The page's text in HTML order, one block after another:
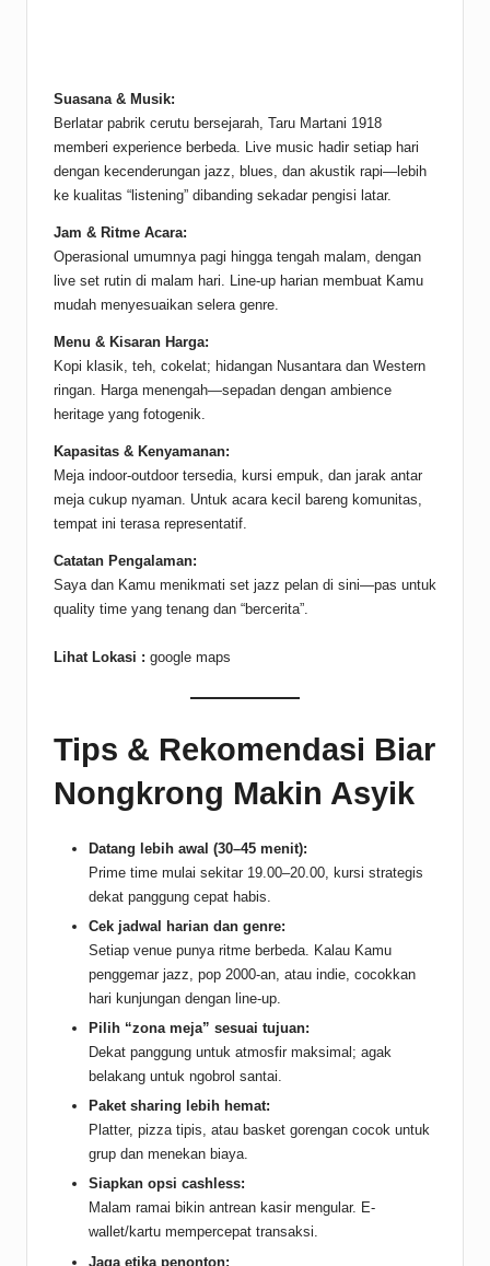
Suasana & Musik:
Berlatar pabrik cerutu bersejarah, Taru Martani 1918
memberi experience berbeda. Live music hadir setiap hari
dengan kecenderungan jazz, blues, dan akustik rapi—lebih
ke kualitas “listening” dibanding sekadar pengisi latar.
Jam & Ritme Acara:
Operasional umumnya pagi hingga tengah malam, dengan
live set rutin di malam hari. Line-up harian membuat Kamu
mudah menyesuaikan selera genre.
Menu & Kisaran Harga:
Kopi klasik, teh, cokelat; hidangan Nusantara dan Western
ringan. Harga menengah—sepadan dengan ambience
heritage yang fotogenik.
Kapasitas & Kenyamanan:
Meja indoor-outdoor tersedia, kursi empuk, dan jarak antar
meja cukup nyaman. Untuk acara kecil bareng komunitas,
tempat ini terasa representatif.
Catatan Pengalaman:
Saya dan Kamu menikmati set jazz pelan di sini—pas untuk
quality time yang tenang dan “bercerita”.
Lihat Lokasi : google maps
Tips & Rekomendasi Biar
Nongkrong Makin Asyik
Datang lebih awal (30–45 menit):
Prime time mulai sekitar 19.00–20.00, kursi strategis
dekat panggung cepat habis.
Cek jadwal harian dan genre:
Setiap venue punya ritme berbeda. Kalau Kamu
penggemar jazz, pop 2000-an, atau indie, cocokkan
hari kunjungan dengan line-up.
Pilih “zona meja” sesuai tujuan:
Dekat panggung untuk atmosfir maksimal; agak
belakang untuk ngobrol santai.
Paket sharing lebih hemat:
Platter, pizza tipis, atau basket gorengan cocok untuk
grup dan menekan biaya.
Siapkan opsi cashless:
Malam ramai bikin antrean kasir mengular. E-
wallet/kartu mempercepat transaksi.
Jaga etika penonton: